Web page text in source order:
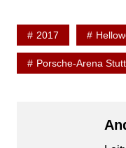
2017
Porsche-Arena